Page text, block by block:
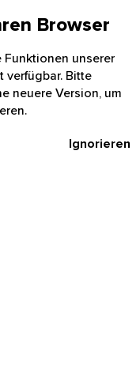
Browser
Funktionen unserer
verfügbar. Bitte
neuere Version, um
Ignorieren